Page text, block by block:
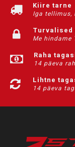
Kiire tarne
Iga tellimus,
Turvalised
Me hindame
Raha
14 päeva
Lihtne
14 päeva